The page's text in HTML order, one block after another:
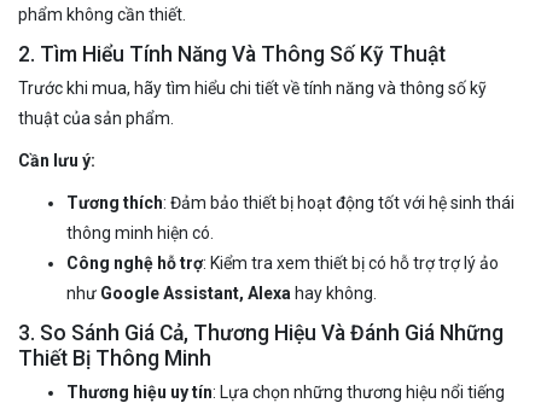
phẩm không cần thiết.
2. Tìm Hiểu Tính Năng Và Thông Số Kỹ Thuật
Trước khi mua, hãy tìm hiểu chi tiết về tính năng và thông số kỹ
thuật của sản phẩm.
Cần lưu ý:
Tương thích: Đảm bảo thiết bị hoạt động tốt với hệ sinh thái
thông minh hiện có.
Công nghệ hỗ trợ: Kiểm tra xem thiết bị có hỗ trợ trợ lý ảo
như Google Assistant, Alexa hay không.
3. So Sánh Giá Cả, Thương Hiệu Và Đánh Giá Những
Thiết Bị Thông Minh
Thương hiệu uy tín: Lựa chọn những thương hiệu nổi tiếng